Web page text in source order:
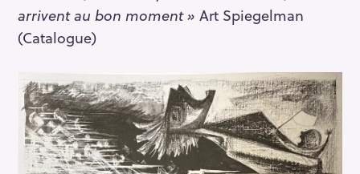
arrivent au bon moment » Art Spiegelman
(Catalogue)